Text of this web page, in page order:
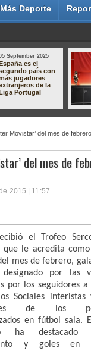
Más Deporte
September 2025
es el
país con
jugadores
de la
Portugal
Movistar’ del mes de
del mes de
2015 | 11:57
el Trofeo
que le acredita
mes de febrero,
por las
por los seguidores
Sociales
de los
en fútbol sala.
ha
y goles en